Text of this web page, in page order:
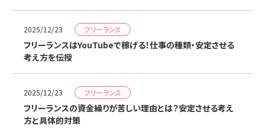
2025/12/23 フリーランス
フリーランスはYouTubeで稼げる！仕事の種類・安定させる
考え方を伝授
2025/12/23 フリーランス
フリーランスの資金繰りが苦しい理由とは？安定させる考え
方と具体的対策